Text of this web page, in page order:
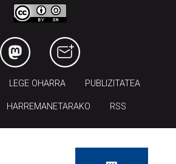
LEGE OHARRA PUBLIZITATEA
HARREMANETARAKO RSS